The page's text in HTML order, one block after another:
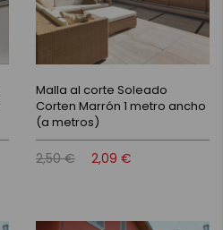
Malla al corte Soleado
Corten Marrón 1 metro ancho
(a metros)
2,50 € 2,09 €